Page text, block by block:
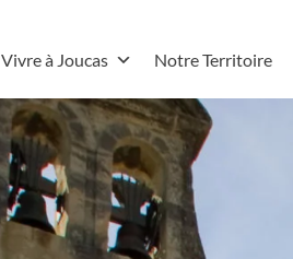
Vivre à Joucas Notre Territoire